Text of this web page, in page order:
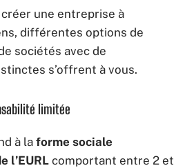
une entreprise à
différentes options de
sociétés avec de
s’offrent à vous.
limitée
à la forme sociale
l’EURL comportant entre 2 et